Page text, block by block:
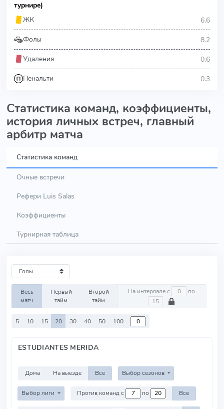
турнире)
ЖК
6.6
Фолы 8.2
Удаления 0.6
Пенальти 0.3
Статистика команд, коэффициенты,
история личных встреч, главный
арбитр матча
Статистика команд
Очные встречи
Рефери Luis Salas
Коэффициенты
Турнирная таблица
Весь
матч
Первый
тайм
Второй
тайм
На интервале с по
5 10 15 20 30 40 50 100
ESTUDIANTES MERIDA
Дома На выезде Все Выбор сезонов
Выбор лиги Против команд с по Все